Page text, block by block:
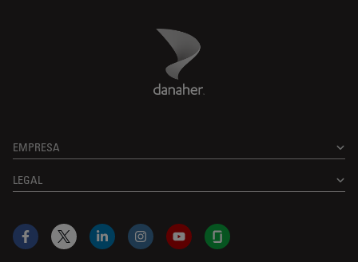
Danaher Logo
EMPRESA
LEGAL
Facebook
X LinkedInInstagramYouTubeGlassdoor